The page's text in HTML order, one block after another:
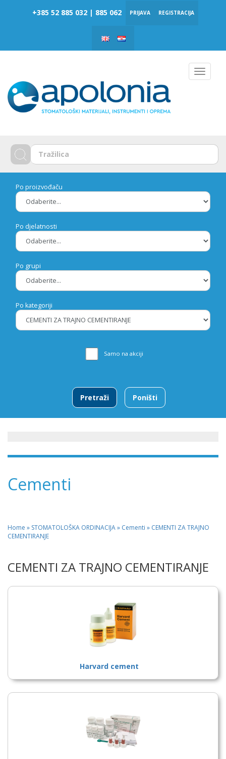
‎‎+385 52 885 032 | 885 062 PRIJAVA REGISTRACIJA
Toggle
Po proizvođaču
Po djelatnosti
Po grupi
Po kategoriji
Samo na akciji
Pretraži Poništi
Cementi
Home » STOMATOLOŠKA ORDINACIJA» Cementi » CEMENTI ZA TRAJNO
CEMENTIRANJE
CEMENTI ZA TRAJNO CEMENTIRANJE
Harvard cement